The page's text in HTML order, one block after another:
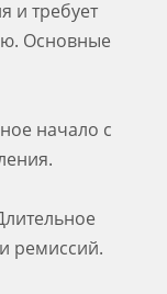
и требует
Основные
начало с
ремиссий.